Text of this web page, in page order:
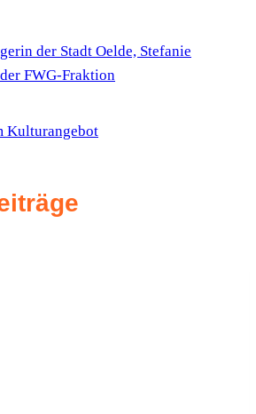
der Stadt Oelde, Stefanie
FWG-Fraktion
Kulturangebot